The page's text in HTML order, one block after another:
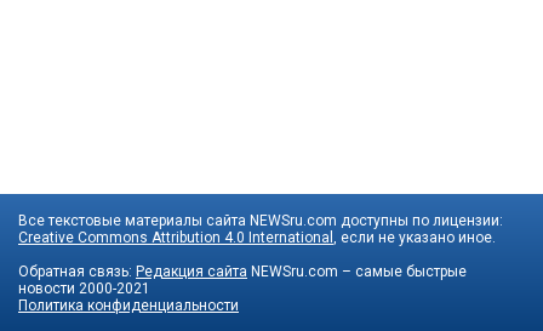
Все текстовые материалы сайта NEWSru.com доступны по лицензии:
Creative Commons Attribution 4.0 International , если не указано иное.
Обратная связь: Редакция сайта NEWSru.com – самые быстрые
новости 2000-2021
Политика конфиденциальности